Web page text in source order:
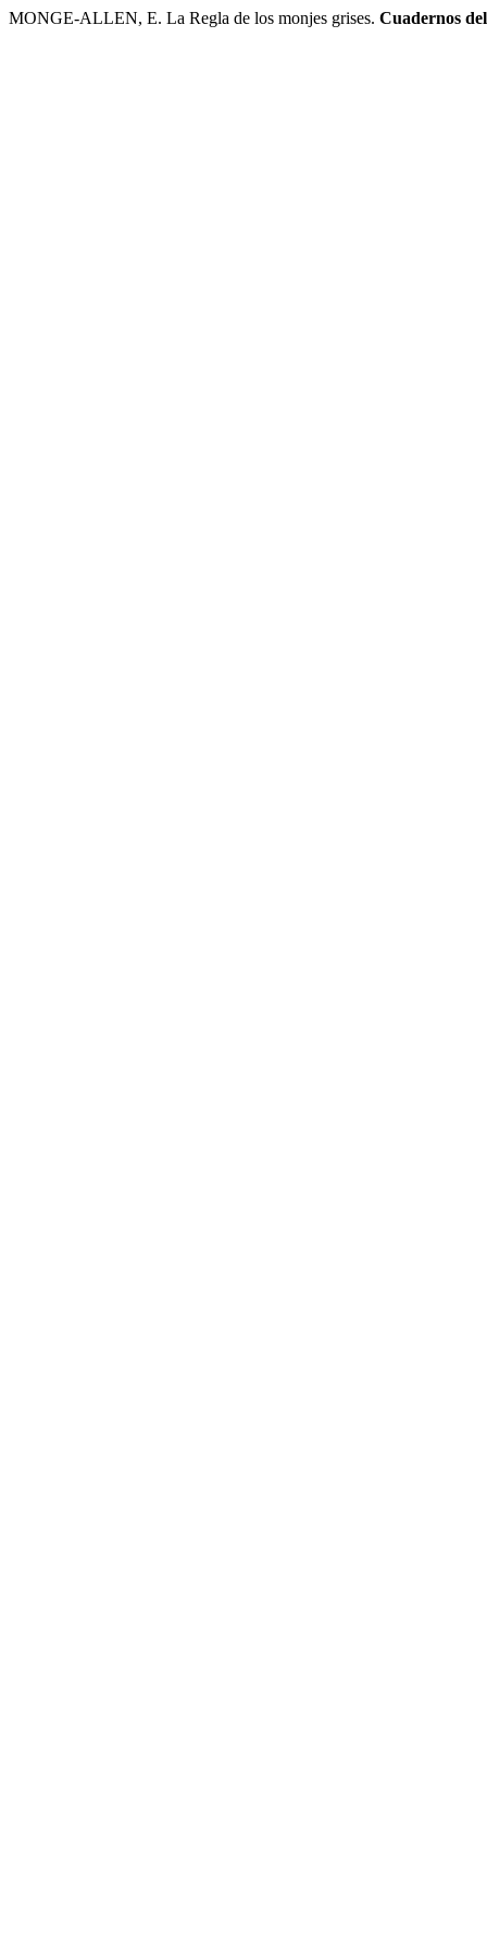
MONGE-ALLEN, E. La Regla de los monjes grises. Cuadernos